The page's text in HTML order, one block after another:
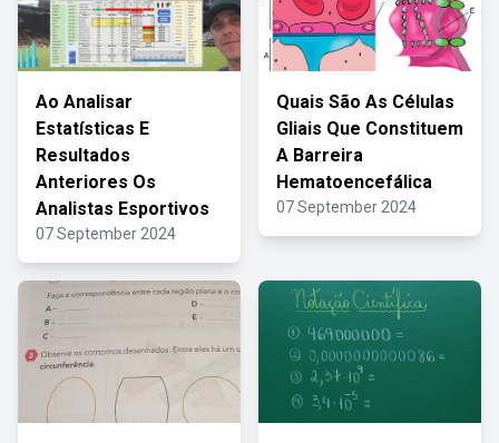
Ao Analisar
Estatísticas E
Resultados
Anteriores Os
Analistas Esportivos
07 September 2024
Quais São As Células
Gliais Que Constituem
A Barreira
Hematoencefálica
07 September 2024